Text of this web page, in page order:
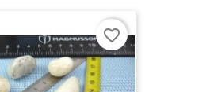
favorite_border